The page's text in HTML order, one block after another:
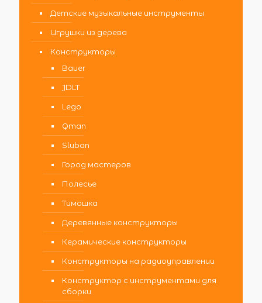
Детские музыкальные инструменты
Игрушки из дерева
Конструкторы
Bauer
JDLT
Lego
Qman
Sluban
Город мастеров
Полесье
Тимошка
Деревянные конструкторы
Керамические конструкторы
Конструкторы на радиоуправлении
Конструктор с инструментами для
сборки